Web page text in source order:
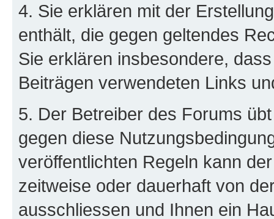
4. Sie erklären mit der
enthält, die gegen geltendes
Sie erklären insbesondere,
Beiträgen verwendeten Links
5. Der Betreiber des Forums
gegen diese
veröffentlichten Regeln kann
zeitweise oder dauerhaft von
ausschliessen und Ihnen ein